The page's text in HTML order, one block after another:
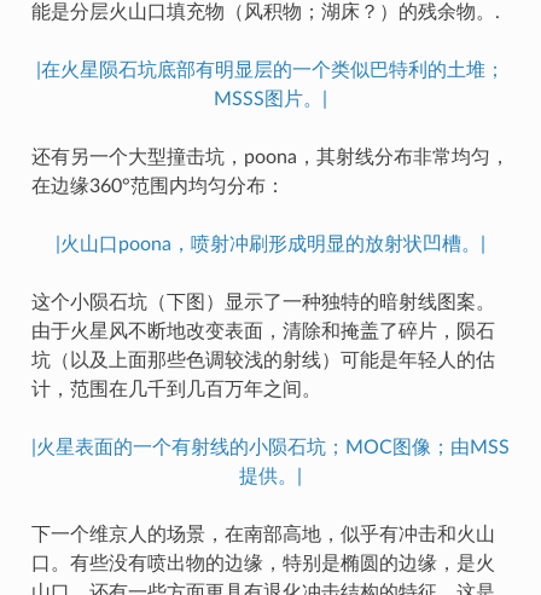
能是分层火山口填充物（风积物；湖床？）的残余物。.
|在火星陨石坑底部有明显层的一个类似巴特利的土堆；
MSSS图片。|
还有另一个大型撞击坑，poona，其射线分布非常均匀，
在边缘360°范围内均匀分布：
|火山口poona，喷射冲刷形成明显的放射状凹槽。|
这个小陨石坑（下图）显示了一种独特的暗射线图案。
由于火星风不断地改变表面，清除和掩盖了碎片，陨石
坑（以及上面那些色调较浅的射线）可能是年轻人的估
计，范围在几千到几百万年之间。
|火星表面的一个有射线的小陨石坑；MOC图像；由MSS
提供。|
下一个维京人的场景，在南部高地，似乎有冲击和火山
口。有些没有喷出物的边缘，特别是椭圆的边缘，是火